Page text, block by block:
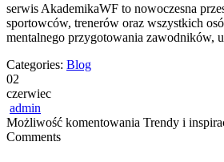
serwis AkademikaWF to nowoczesna
sportowców, trenerów oraz wszystkich
mentalnego przygotowania zawodników,
Categories: Blog
02
czerwiec
admin
Możliwość komentowania Trendy i
Comments